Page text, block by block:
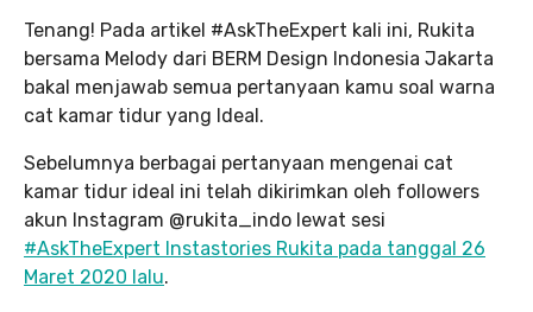
Tenang! Pada artikel #AskTheExpert kali ini, Rukita
bersama Melody dari BERM Design Indonesia Jakarta
bakal menjawab semua pertanyaan kamu soal warna
cat kamar tidur yang Ideal.
Sebelumnya berbagai pertanyaan mengenai cat
kamar tidur ideal ini telah dikirimkan oleh followers
akun Instagram @rukita_indo lewat sesi
#AskTheExpert Instastories Rukita pada tanggal 26
Maret 2020 lalu.